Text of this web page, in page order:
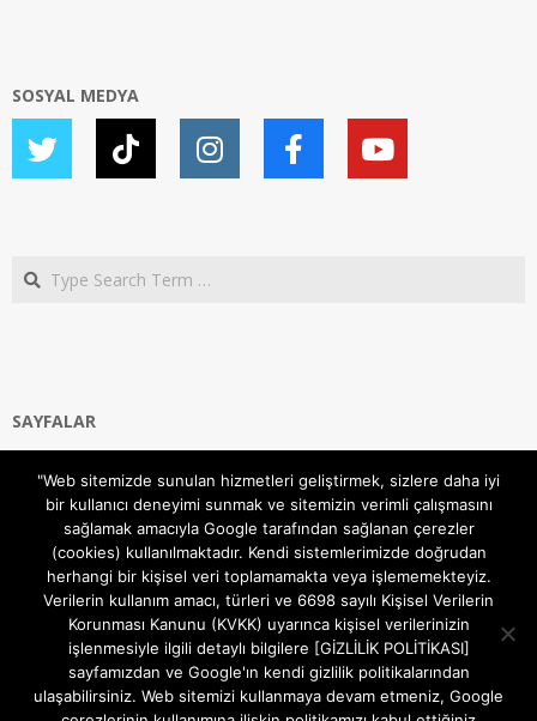
SOSYAL MEDYA
Search
SAYFALAR
Gizlilik ve Çerezler (Cookies) Politikası
Hakkımızda
İletişim Kanalları
MODEM KURULUM
TEKNİK DESTEK
TELEVİZYON SİSTEMLERİ
"Web sitemizde sunulan hizmetleri geliştirmek, sizlere daha iyi
bir kullanıcı deneyimi sunmak ve sitemizin verimli çalışmasını
sağlamak amacıyla Google tarafından sağlanan çerezler
(cookies) kullanılmaktadır. Kendi sistemlerimizde doğrudan
herhangi bir kişisel veri toplamamakta veya işlememekteyiz.
Verilerin kullanım amacı, türleri ve 6698 sayılı Kişisel Verilerin
Korunması Kanunu (KVKK) uyarınca kişisel verilerinizin
işlenmesiyle ilgili detaylı bilgilere [GİZLİLİK POLİTİKASI]
sayfamızdan ve Google'ın kendi gizlilik politikalarından
ulaşabilirsiniz. Web sitemizi kullanmaya devam etmeniz, Google